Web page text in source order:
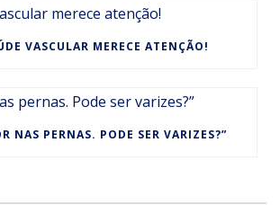
VASCULAR MERECE ATENÇÃO!
NAS PERNAS. PODE SER VARIZES?”